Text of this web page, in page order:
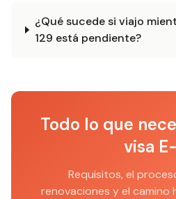
¿Qué sucede si viajo
129 está pendiente?
Todo lo que
visa
Requisitos, el
renovaciones y el camino